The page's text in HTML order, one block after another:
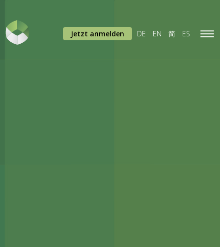
Jetzt anmelden DE EN 简 ES